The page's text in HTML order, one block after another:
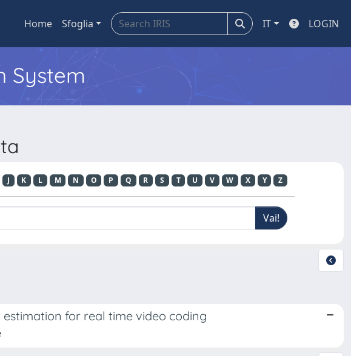
Home Sfoglia IT LOGIN
System
J K L M N O P Q R S T U V W X Y Z
for real time video coding